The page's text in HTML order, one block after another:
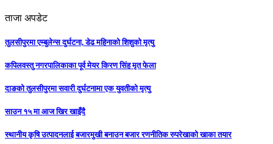
ताजा अपडेट
तुलसीपुरमा एम्बुलेन्स दुर्घटना, डेढ महिनाको शिशुको मृत्यु
कपिलवस्तु नगरपालिकाका पूर्व मेयर किरण सिंह मृत फेला
दाङको तुलसीपुरमा सवारी दुर्घटनामा एक युवतीको मृत्यु
साउन १५ मा आज खिर खाइँदै
स्थानीय कृषि उत्पादनलाई बजारमुखी बनाउन बजार रणनीतिक रुपरेखाको खाका तयार